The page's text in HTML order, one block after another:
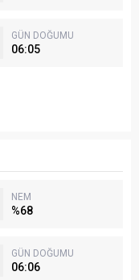
GÜN DOĞUMU
06:05
NEM
%68
GÜN DOĞUMU
06:06